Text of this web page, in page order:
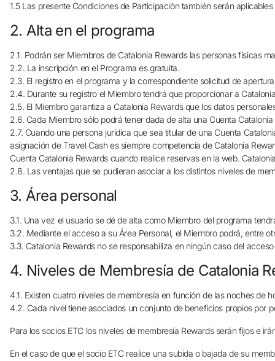
1.5 Las presente Condiciones de Participación también serán
2. Alta en el programa
2.1. Podrán ser Miembros de Catalonia Rewards las personas físicas
2.2. La inscripción en el Programa es gratuita.
2.3. El registro en el programa y la correspondiente solicitud de
2.4. Durante su registro el Miembro tendrá que proporcionar a
2.5. El Miembro garantiza a Catalonia Rewards que los datos
2.6. Cada Miembro sólo podrá tener dada de alta una Cuenta
2.7. Cuando una persona jurídica que sea titular de una Cuenta
asignación de Travel Cash es siempre competencia de Catalonia
Cuenta Catalonia Rewards cuando realice reservas en la web.
2.8. Las ventajas que se pudieran asociar a los distintos niveles de
3. Área personal
3.1. Una vez el usuario se dé de alta como Miembro del programa
3.2. Mediante el acceso a su Área Personal, el Miembro podrá, entre
3.3. Catalonia Rewards no se responsabiliza en ningún caso del
4. Niveles de Membresía de Catalonia
4.1. Existen cuatro niveles de membresía en función de las noches
4.2. Cada nivel tiene asociados un conjunto de beneficios propios por
Para los socios ETC los niveles de membresía Rewards serán fijos e
En el caso de que el socio ETC realice una subida o bajada de su